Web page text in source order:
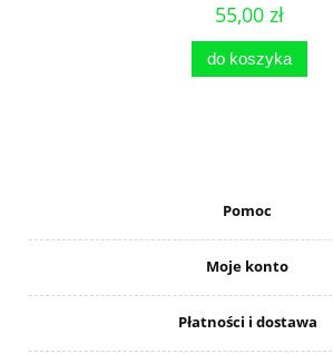
55,00 zł
do koszyka
Pomoc
Moje konto
Płatności i dostawa